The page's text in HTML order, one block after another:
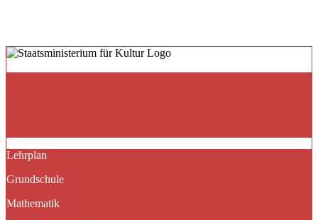
Lehrplan
Grundschule
Mathematik